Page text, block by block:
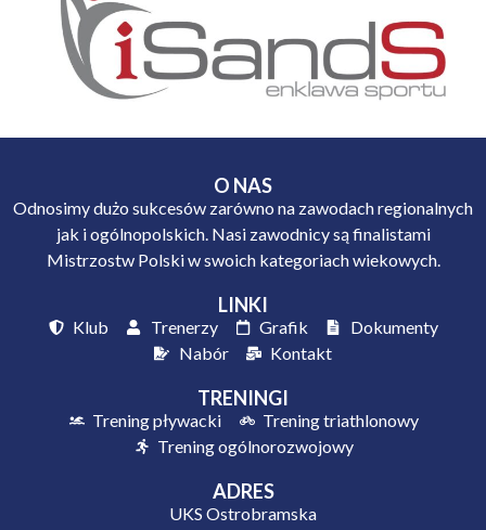
O NAS
Odnosimy dużo sukcesów zarówno na zawodach regionalnych
jak i ogólnopolskich. Nasi zawodnicy są finalistami
Mistrzostw Polski w swoich kategoriach wiekowych.
LINKI
Klub Trenerzy Grafik
Dokumenty
Nabór
Kontakt
TRENINGI
Trening pływacki
Trening triathlonowy
Trening ogólnorozwojowy
ADRES
UKS Ostrobramska